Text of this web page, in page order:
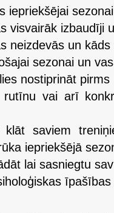
iepriekšējai
visvairāk izbaudīji
neizdevās un
sezonai un
nostiprināt
rutīnu vai arī
saviem
iepriekšējā
lai sasniegtu